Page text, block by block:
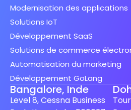
Modernisation des applications
Solutions IoT
Développement SaaS
Solutions de commerce
Automatisation du marketing
Développement GoLang
Bangalore, Inde
Level 8, Cessna Business